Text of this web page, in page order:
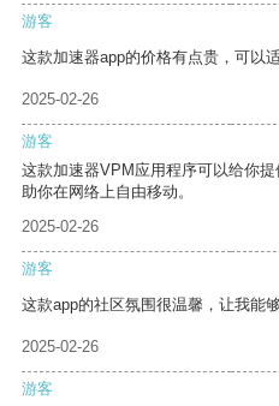
游客
这款加速器app的价格有点贵，可以
2025-02-26
游客
这款加速器VPM应用程序可以给你
助你在网络上自由移动。
2025-02-26
游客
这款app的社区氛围很温馨，让我能
2025-02-26
游客